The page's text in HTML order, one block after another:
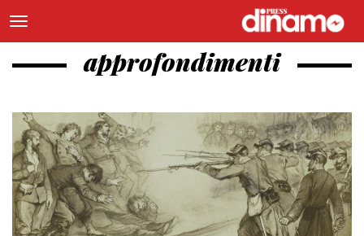
approfondimenti